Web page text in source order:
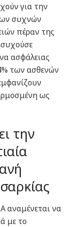
για την
συχνών
πέραν της
ασφάλειας
των ασθενών
ως
την
αναμένεται να
με το